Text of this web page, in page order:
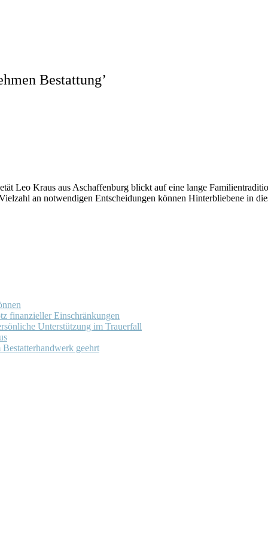
Bestattung’
Leo Kraus aus Aschaffenburg blickt auf eine lange
an notwendigen Entscheidungen können Hinterbliebene in
finanzieller Einschränkungen
Unterstützung im Trauerfall
geehrt